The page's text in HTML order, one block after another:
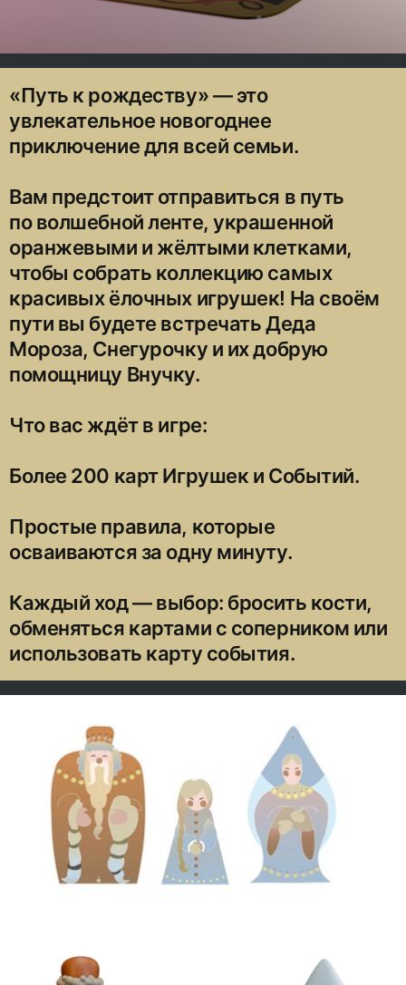
«Путь к рождеству» — это
увлекательное новогоднее
приключение для всей семьи.
Вам предстоит отправиться в путь
по волшебной ленте, украшенной
оранжевыми и жёлтыми клетками,
чтобы собрать коллекцию самых
красивых ёлочных игрушек! На своём
пути вы будете встречать Деда
Мороза, Снегурочку и их добрую
помощницу Внучку.
Что вас ждёт в игре:
Более 200 карт Игрушек и Событий.
Простые правила, которые
осваиваются за одну минуту.
Каждый ход — выбор: бросить кости,
обменяться картами с соперником или
использовать карту события.